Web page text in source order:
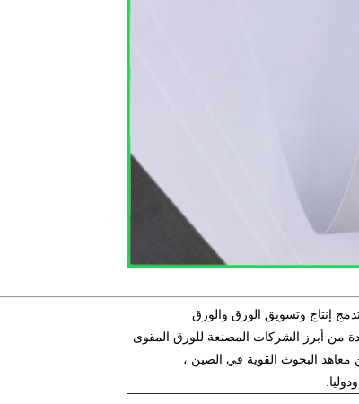
من أبرز الشركات المصنعة للورق المقوى
معاهد البحوث القوية في الصين ،